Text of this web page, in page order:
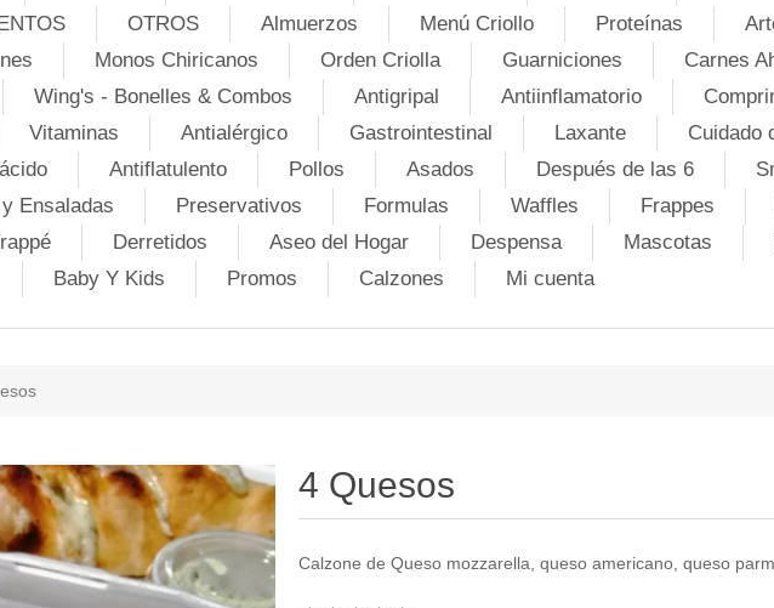
OTROS Almuerzos Menú Criollo Proteínas
Monos Chiricanos Orden Criolla Guarniciones
Carnes
Wing's - Bonelles & Combos Antigripal Antiinflamatorio
Vitaminas Antialérgico Gastrointestinal Laxante
Cuidado
Antiflatulento Pollos Asados Después de las 6
Ensaladas Preservativos Formulas Waffles Frappes
Derretidos Aseo del Hogar Despensa Mascotas
Baby Y Kids
Promos Calzones Mi cuenta
4 Quesos
Calzone de Queso mozzarella, queso americano, queso